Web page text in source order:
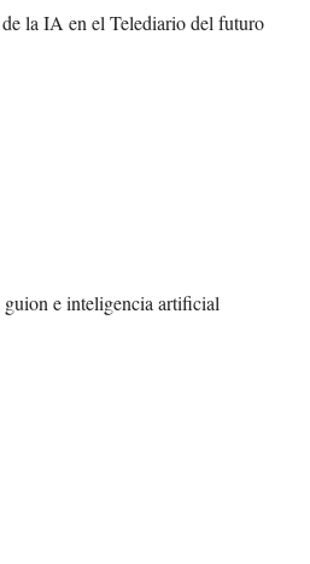
la IA en el Telediario del futuro
e inteligencia artificial